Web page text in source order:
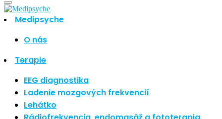
Medipsyche
O nás
Terapie
EEG diagnostika
Ladenie mozgových frekvencií
Lehátko
Hľadať
Najnovšie články
Nové polarizované svetlo
So psoriázou netreba žiť
Rozšírenie služieb
Hudba a vývoj mozgu